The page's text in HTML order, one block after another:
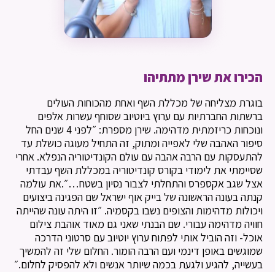
הכירו את שירן מתתיהו
בוגרת מצליחה של מכללת השף ואחת מהכוחות העולים
ברשתות החברתיות עם ערוץ ביוטיוב שסוחף עשרות אלפים
ונוכחות כריזמתית מדהימה. שירן מספרת: ״לפני 4 שנים החל
סיפור האהבה שלי לאפייה ומתוק, זה התחיל מעוגה כושלת עד
להתעסקות עם הרבה אהבה עם עולם הקונדיטוריה הנפלא. אחרי
שסיימתי את לימודי בקורס קונדיטוריה במכללת השף עבדתי
אצל שגב אקספרס והתחלתי לצבור נסיון בשטח…״.את עולמה
קנתה בעונה הראשונה של בייק אוף ישראל שם הפגינה ביצועים
ויכולות מדהימות והצופים נשבו בקסמיה. ״זו היתה עונה שהייתה
חוויה מדהימה עבורי. שם הבנתי שאני גם מאוד אוהבת צילום
אוכל- וזה הוביל אותי לפתוח ערוץ יוטיוב עם סרטוני הדרכה
שמוגשים באופן דינמי ועם הרבה הומור. החלום שלי זה להמשיך
בעשייה, להגיע ולגעת בכמה שיותר אנשים ולא להפסיק לחלום.״